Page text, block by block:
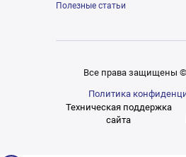
Полезные статьи
Все права защищены
Политика
Техническая поддержка
сайта